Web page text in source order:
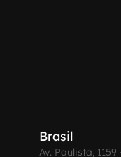
Brasil
Av. Paulista, 1159